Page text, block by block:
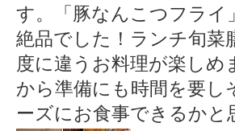
す。「豚なんこつフライ
絶品でした！ランチ旬菜
度に違うお料理が楽し
から準備にも時間を要
ーズにお食事できるかと